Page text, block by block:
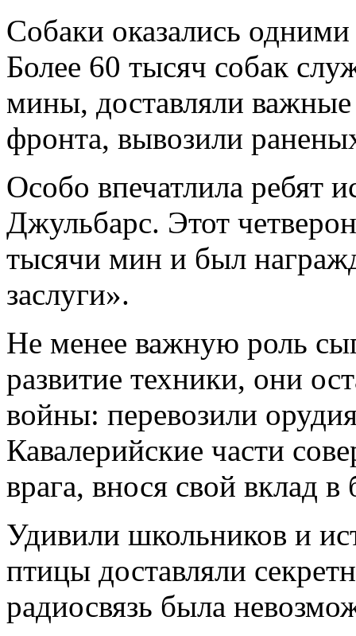
Собаки оказались
Более 60 тысяч собак
мины, доставляли
фронта, вывозили
Особо впечатлила ребят
Джульбарс. Этот
тысячи мин и был
заслуги».
Не менее важную роль
развитие техники, они
войны: перевозили
Кавалерийские части
врага, внося свой вклад
Удивили школьников и
птицы доставляли
радиосвязь была